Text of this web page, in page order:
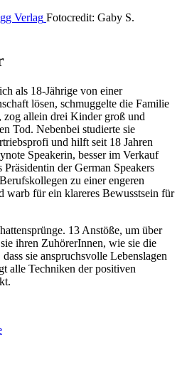
Fotocredit: Gaby S.
als 18-Jährige von einer
lösen, schmuggelte die Familie
zog allein drei Kinder groß und
Tod. Nebenbei studierte sie
und hilft seit 18 Jahren
Speakerin, besser im Verkauf
der German Speakers
zu einer engeren
warb für ein klareres Bewusstsein für
13 Anstöße, um über
ihren ZuhörerInnen, wie sie die
sie anspruchsvolle Lebenslagen
alle Techniken der positiven